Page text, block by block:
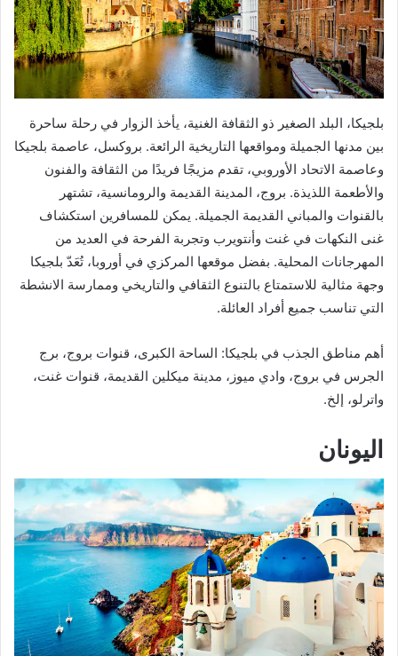
بلجيكا، البلد الصغير ذو الثقافة الغنية، يأخذ الزوار في رحلة ساحرة
بين مدنها الجميلة ومواقعها التاريخية الرائعة. بروكسل، عاصمة بلجيكا
وعاصمة الاتحاد الأوروبي، تقدم مزيجًا فريدًا من الثقافة والفنون
والأطعمة اللذيذة. بروج، المدينة القديمة والرومانسية، تشتهر
بالقنوات والمباني القديمة الجميلة. يمكن للمسافرين استكشاف
غنى النكهات في غنت وأنتويرب وتجربة الفرحة في العديد من
المهرجانات المحلية. بفضل موقعها المركزي في أوروبا، تُعَدّ بلجيكا
وجهة مثالية للاستمتاع بالتنوع الثقافي والتاريخي وممارسة الانشطة
التي تناسب جميع أفراد العائلة.
أهم مناطق الجذب في بلجيكا: الساحة الكبرى، قنوات بروج، برج
الجرس في بروج، وادي ميوز، مدينة ميكلين القديمة، قنوات غنت،
واترلو، إلخ.
اليونان